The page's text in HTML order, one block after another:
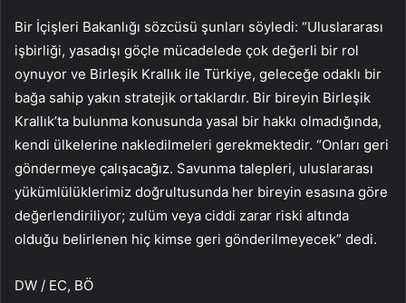
Bir İçişleri Bakanlığı sözcüsü şunları söyledi: “Uluslararası
işbirliği, yasadışı göçle mücadelede çok değerli bir rol
oynuyor ve Birleşik Krallık ile Türkiye, geleceğe odaklı bir
bağa sahip yakın stratejik ortaklardır. Bir bireyin Birleşik
Krallık’ta bulunma konusunda yasal bir hakkı olmadığında,
kendi ülkelerine nakledilmeleri gerekmektedir. “Onları geri
göndermeye çalışacağız. Savunma talepleri, uluslararası
yükümlülüklerimiz doğrultusunda her bireyin esasına göre
değerlendiriliyor; zulüm veya ciddi zarar riski altında
olduğu belirlenen hiç kimse geri gönderilmeyecek” dedi.
DW / EC, BÖ